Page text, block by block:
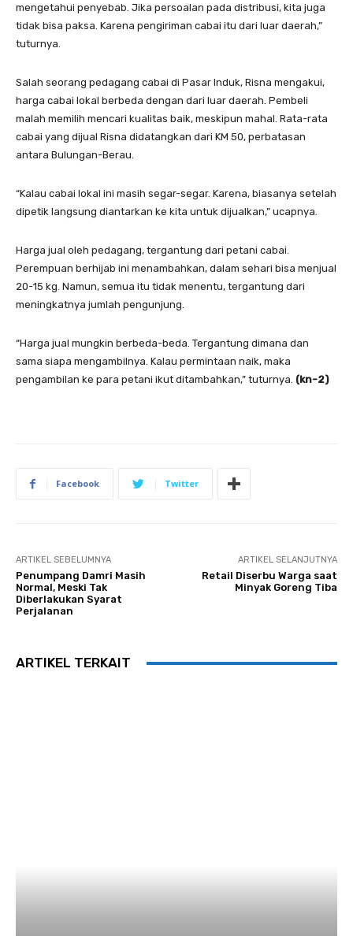
mengetahui penyebab. Jika persoalan pada distribusi, kita juga
tidak bisa paksa. Karena pengiriman cabai itu dari luar daerah,”
tuturnya.
Salah seorang pedagang cabai di Pasar Induk, Risna mengakui,
harga cabai lokal berbeda dengan dari luar daerah. Pembeli
malah memilih mencari kualitas baik, meskipun mahal. Rata-rata
cabai yang dijual Risna didatangkan dari KM 50, perbatasan
antara Bulungan-Berau.
“Kalau cabai lokal ini masih segar-segar. Karena, biasanya setelah
dipetik langsung diantarkan ke kita untuk dijualkan,” ucapnya.
Harga jual oleh pedagang, tergantung dari petani cabai.
Perempuan berhijab ini menambahkan, dalam sehari bisa menjual
20-15 kg. Namun, semua itu tidak menentu, tergantung dari
meningkatnya jumlah pengunjung.
“Harga jual mungkin berbeda-beda. Tergantung dimana dan
sama siapa mengambilnya. Kalau permintaan naik, maka
pengambilan ke para petani ikut ditambahkan,” tuturnya. (kn-2)
Facebook Twitter
ARTIKEL SEBELUMNYA
Penumpang Damri Masih
Normal, Meski Tak
Diberlakukan Syarat
Perjalanan
ARTIKEL SELANJUTNYA
Retail Diserbu Warga saat
Minyak Goreng Tiba
ARTIKEL TERKAIT